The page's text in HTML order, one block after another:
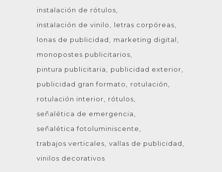
instalación de rótulos
instalación de vinilo
letras corpóreas
lonas de publicidad
marketing digital
monopostes publicitarios
pintura publicitaria
publicidad exterior
publicidad gran formato
rotulación
rotulación interior
rótulos
señalética de emergencia
señalética fotoluminiscente
trabajos verticales
vallas de publicidad
vinilos decorativos